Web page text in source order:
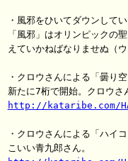
・風邪をひいてダウンして
「風邪」はオリンピックの
えていかねばなりませぬ（ウ
・クロウさんによる「曇り
http://kataribe.com/
・クロウさんによる「ハイ